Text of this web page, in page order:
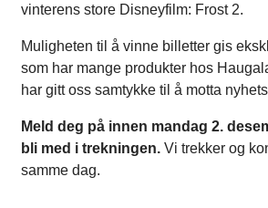
vinterens store Disneyfilm: Frost 2.
Muligheten til å vinne billetter gis
som har mange produkter hos
har gitt oss samtykke til å motta
Meld deg på innen mandag 2.
bli med i trekningen. Vi trekker og
samme dag.